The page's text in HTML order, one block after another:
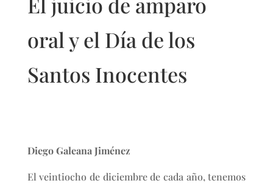
oral y el Día de los
Santos Inocentes
Diego Galeana Jiménez
El veintiocho de diciembre de cada año, tenemos